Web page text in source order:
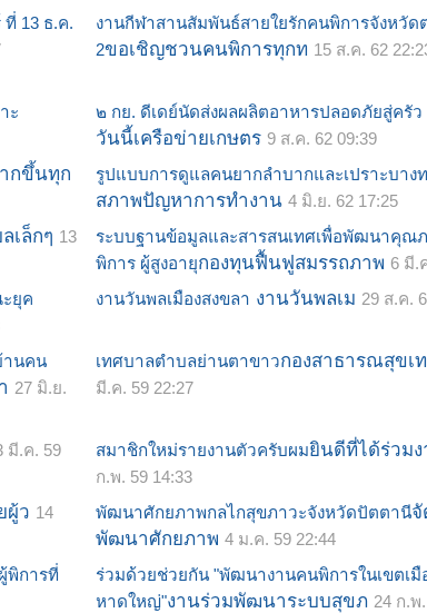
13 ธ.ค.
งานกีฬาสานสัมพันธ์สายใยรักคนพิการจังหวัด
2ขอเชิญชวนคนพิการทุกท 15 ส.ค. 62
ะ
๒ กย. ดีเดย์นัดส่งผลผลิตอาหารปลอดภัยสู่ครั
วันนี้เครือข่ายเกษตร 9 ส.ค. 62 09:39
กขึ้นทุก
รูปแบบการดูแลคนยากลำบากและเปราะบาง
สภาพปัญหาการทำงาน 4 มิ.ย. 62 17:25
เล็กๆ 13
ระบบฐานข้อมูลและสารสนเทศเพื่อพัฒนาคุณ
พิการ ผู้สูงอายุกองทุนฟื้นฟูสมรรถภาพ 6 มี.
ะยุค
งานวันพลเมืองสงขลา งานวันพลเม 29 ส.ค.
านคน
27 มิ.ย.
เทศบาลตำบลย่านตาขาวกองสาธารณสุขเ
มี.ค. 59 22:27
มี.ค. 59
สมาชิกใหม่รายงานตัวครับผมยินดีที่ได้ร่วม
ก.พ. 59 14:33
ผู้ว 14
พัฒนาศักยภาพกลไกสุขภาวะจังหวัดปัตตานี
พัฒนาศักยภาพ 4 ม.ค. 59 22:44
พิการที่
ร่วมด้วยช่วยกัน "พัฒนางานคนพิการในเขตเมื
หาดใหญ่"งานร่วมพัฒนาระบบสุขภ 24 ก.พ